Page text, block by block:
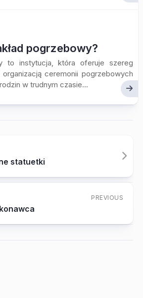
pogrzebowy?
to instytucja, która oferuje szereg
organizacją ceremonii pogrzebowych
w trudnym czasie...
statuetki
PREVIOUS